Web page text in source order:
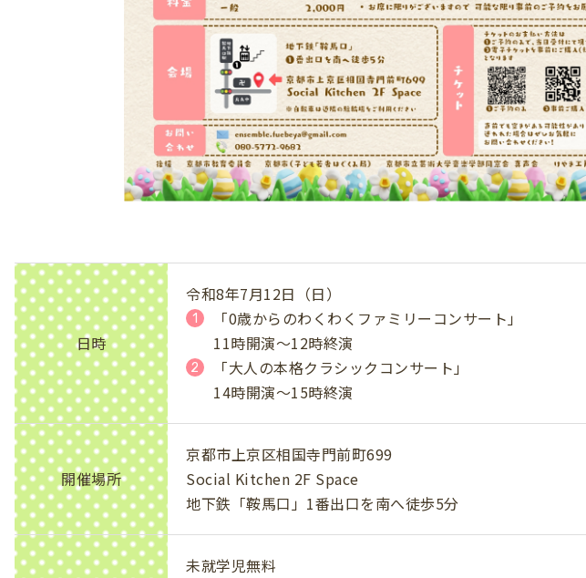
日時
令和8年7月12日（日）
「0歳からのわくわくファミリーコンサート」
11時開演～12時終演
「大人の本格クラシックコンサート」
14時開演～15時終演
開催場所
京都市上京区相国寺門前町699
Social Kitchen 2F Space
地下鉄「鞍馬口」1番出口を南へ徒歩5分
未就学児無料